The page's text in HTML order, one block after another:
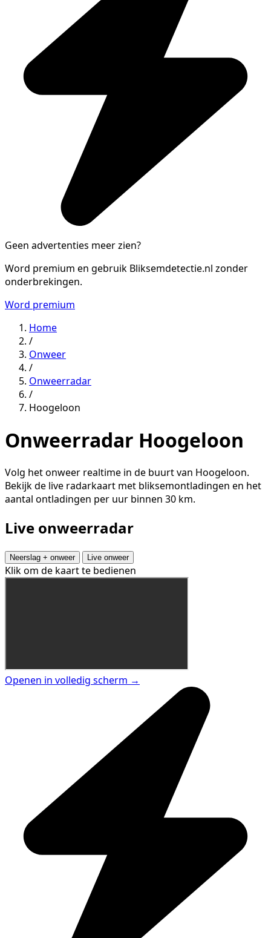
Geen advertenties meer zien?
Word premium en gebruik Bliksemdetectie.nl zonder
onderbrekingen.
Word premium
Home
/
Onweer
/
Onweerradar
/
Hoogeloon
Onweerradar Hoogeloon
Volg het onweer realtime in de buurt van Hoogeloon.
Bekijk de live radarkaart met bliksemontladingen en het
aantal ontladingen per uur binnen 30 km.
Live onweerradar
Neerslag + onweer Live onweer
Klik om de kaart te bedienen
Openen in volledig scherm →